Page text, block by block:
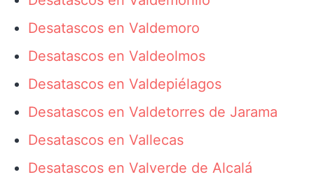
Desatascos en Valdemoro
Desatascos en Valdeolmos
Desatascos en Valdepiélagos
Desatascos en Valdetorres de Jarama
Desatascos en Vallecas
Desatascos en Valverde de Alcalá